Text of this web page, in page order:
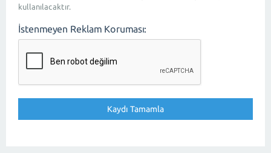
kullanılacaktır.
İstenmeyen Reklam Koruması: